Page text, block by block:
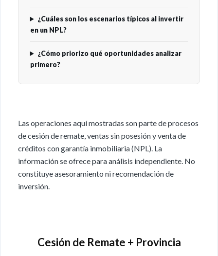
¿Cuáles son los escenarios típicos al invertir
en un NPL?
¿Cómo priorizo qué oportunidades analizar
primero?
Las operaciones aquí mostradas son parte de procesos
de cesión de remate, ventas sin posesión y venta de
créditos con garantía inmobiliaria (NPL). La
información se ofrece para análisis independiente. No
constituye asesoramiento ni recomendación de
inversión.
Cesión de Remate + Provincia